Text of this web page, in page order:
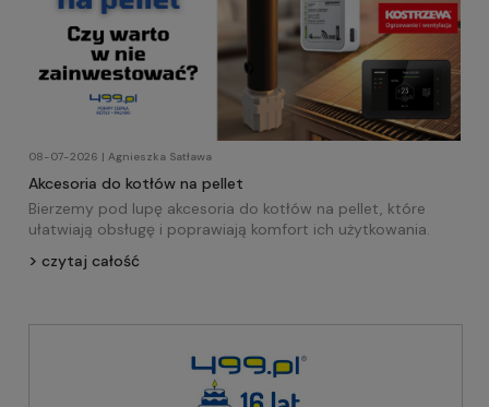
08-07-2026 | Agnieszka Satława
Akcesoria do kotłów na pellet
Bierzemy pod lupę akcesoria do kotłów na pellet, które
ułatwiają obsługę i poprawiają komfort ich użytkowania.
czytaj całość